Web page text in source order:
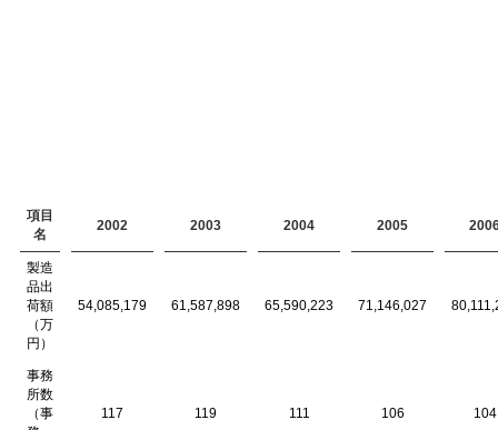
項目
名
2002 2003 2004 2005
製造
品出
荷額
（万
円）
54,085,179 61,587,898 65,590,223 71,146,027
事務
所数
（事
117 119 111 106 104